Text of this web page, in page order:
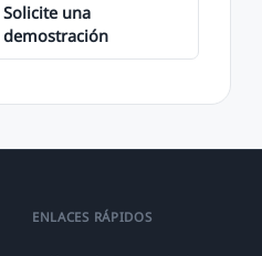
Solicite una
demostración
ENLACES RÁPIDOS